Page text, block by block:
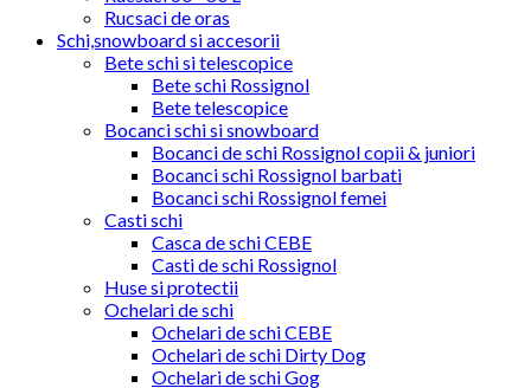
Rucsaci de oras
Schi,snowboard si accesorii
Bete schi si telescopice
Bete schi Rossignol
Bete telescopice
Bocanci schi si snowboard
Bocanci de schi Rossignol copii & juniori
Bocanci schi Rossignol barbati
Bocanci schi Rossignol femei
Casti schi
Casca de schi CEBE
Casti de schi Rossignol
Huse si protectii
Ochelari de schi
Ochelari de schi CEBE
Ochelari de schi Dirty Dog
Ochelari de schi Gog